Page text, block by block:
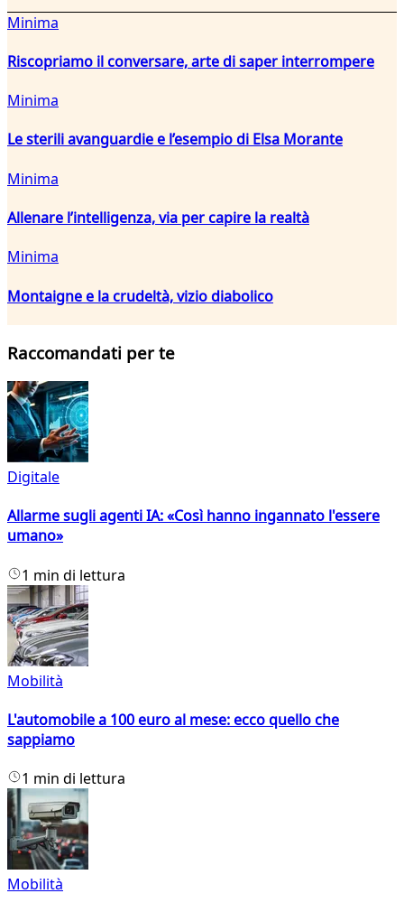
Minima
Riscopriamo il conversare, arte di saper interrompere
Minima
Le sterili avanguardie e l’esempio di Elsa Morante
Minima
Allenare l’intelligenza, via per capire la realtà
Minima
Montaigne e la crudeltà, vizio diabolico
Raccomandati per te
Digitale
Allarme sugli agenti IA: «Così hanno ingannato l'essere
umano»
1 min di lettura
Mobilità
L'automobile a 100 euro al mese: ecco quello che
sappiamo
1 min di lettura
Mobilità